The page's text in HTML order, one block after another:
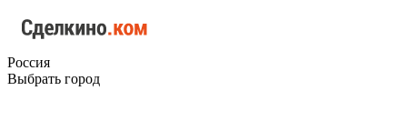
Россия
Выбрать город